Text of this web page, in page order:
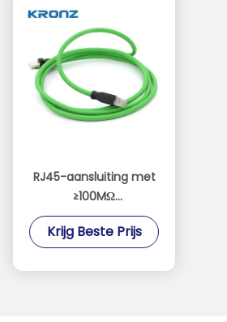
RJ45-aansluiting met
≥100MΩ
Isolatieweerstand 48V
Verontreinigingsgraad
Krijg Beste Prijs